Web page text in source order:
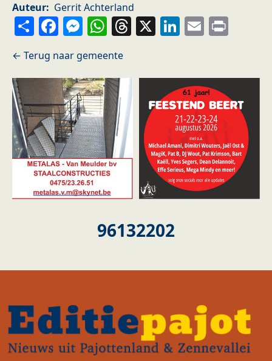
Auteur Gerrit Achterland
ShareFacebook
Messenger
WhatsApp
Threads
X LinkedIn
Email
96132202